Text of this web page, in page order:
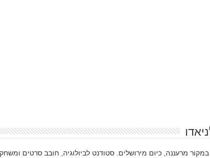
במקור מרעננה, כיום מירושלים. סטודנט לביולוגיה, חובב סרטים